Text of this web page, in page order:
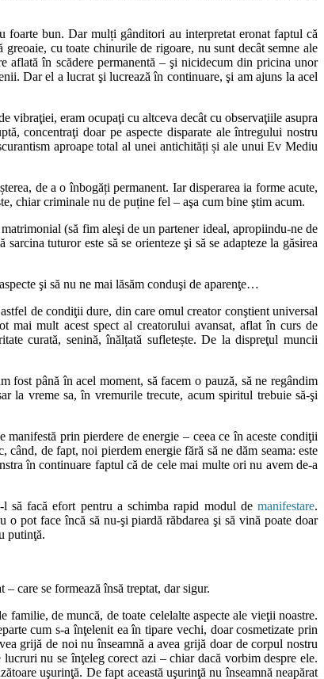
foarte bun. Dar mulți gânditori au interpretat eronat faptul că
cu toate chinurile de rigoare, nu sunt decât semne ale
aflată în scădere permanentă – şi nicidecum din pricina unor
Dar el a lucrat şi lucrează în continuare, şi am ajuns la acel
vibraţiei, eram ocupaţi cu altceva decât cu observaţiile asupra
concentraţi doar pe aspecte disparate ale întregului nostru
aproape total al unei antichități și ale unui Ev Mediu
de a o înbogăți permanent. Iar disperarea ia forme acute,
chiar criminale nu de puține fel – aşa cum bine ştim acum.
(să fim aleşi de un partener ideal, apropiindu-ne de
tuturor este să se orienteze şi să se adapteze la găsirea
şi să nu ne mai lăsăm conduşi de aparenţe…
de condiţii dure, din care omul creator conştient universal
mai mult acest spect al creatorului avansat, aflat în curs de
curată, senină, înălțată sufletește. De la dispreţul muncii
fost până în acel moment, să facem o pauză, să ne regândim
la vreme sa, în vremurile trecute, acum spiritul trebuie să-şi
prin pierdere de energie – ceea ce în aceste condiţii
de fapt, noi pierdem energie fără să ne dăm seama: este
în continuare faptul că de cele mai multe ori nu avem de-a
să facă efort pentru a schimba rapid modul de manifestare.
o pot face încă să nu-şi piardă răbdarea şi să vină poate doar
putinţă.
– care se formează însă treptat, dar sigur.
familie, de muncă, de toate celelalte aspecte ale vieţii noastre.
cum s-a înţelenit ea în tipare vechi, doar cosmetizate prin
grijă de noi nu înseamnă a avea grijă doar de corpul nostru
nu se înţeleg corect azi – chiar dacă vorbim despre ele.
uşurinţă. De fapt această uşurinţă nu înseamnă neapărat